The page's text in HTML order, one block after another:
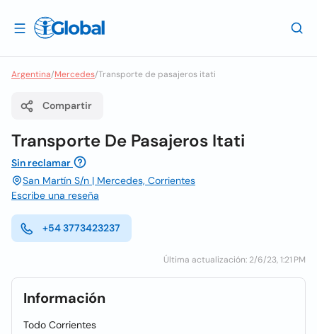
Argentina/Mercedes/Transporte de pasajeros itati
Compartir
Transporte De Pasajeros Itati
Sin reclamar
San Martín S/n | Mercedes, Corrientes
Escribe una reseña
+54 3773423237
Última actualización: 2/6/23, 1:21 PM
Información
Todo Corrientes